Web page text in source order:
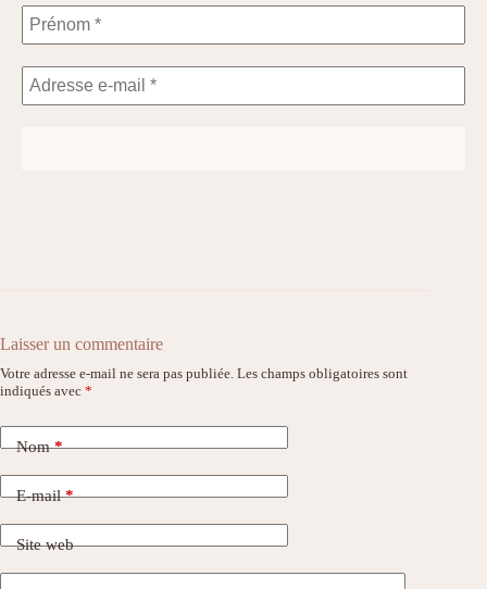
Laisser un commentaire
Votre adresse e-mail ne sera pas publiée. Les champs obligatoires sont
indiqués avec *
Nom*
E-mail*
Site web